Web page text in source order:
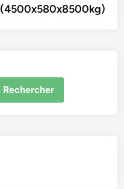
(4500x580x8500kg)
Rechercher